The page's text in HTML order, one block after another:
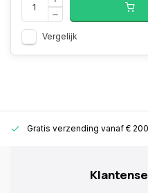
Vergelijk
Gratis verzending vanaf €